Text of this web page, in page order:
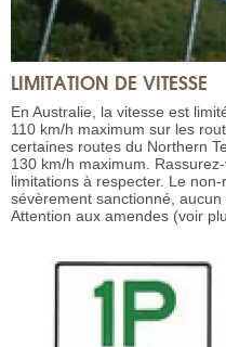
LIMITATION DE VITESSE
En Australie, la vitesse est
110 km/h maximum sur les
certaines routes du Northern
130 km/h maximum.
limitations à respecter. Le
sévèrement sanctionné, aucun
Attention aux amendes (voir